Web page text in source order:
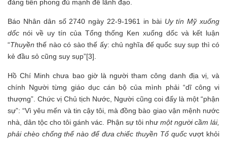
đảng tiên phong đủ mạnh để lãnh đạo.
Báo Nhân dân số 2740 ngày 22-9-1961 in bài Uy tín Mỹ xuống
dốc nói về uy tín của Tổng thống Ken xuống dốc và kết luận
“Thuyền thế nào có sào thế ấy: chủ nghĩa đế quốc suy sụp thì có
kẻ đầu sỏ cũng suy sụp”[3].
Hồ Chí Minh chưa bao giờ là người tham công danh địa vị, và
chính Người từng giáo dục cán bộ của mình phải “dĩ công vi
thượng”. Chức vị Chủ tịch Nước, Người cũng coi đấy là một “phận
sự”: “Vì yêu mến và tin cậy tôi, mà đồng bào giao vận mệnh nước
nhà, dân tộc cho tôi gánh vác. Phận sự tôi như một người cầm lái,
phải chèo chống thế nào để đưa chiếc thuyền Tổ quốcvượt khỏi